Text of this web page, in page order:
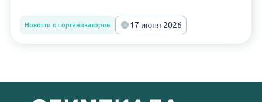
Новости от организаторов 17 июня 2026